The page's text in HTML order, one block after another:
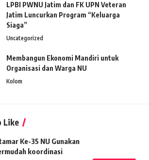
LPBI PWNU Jatim dan FK UPN Veteran
Jatim Luncurkan Program “Keluarga
Siaga”
Uncategorized
Membangun Ekonomi Mandiri untuk
Organisasi dan Warga NU
Kolom
Like
Ke-35 NU Gunakan
koordinasi